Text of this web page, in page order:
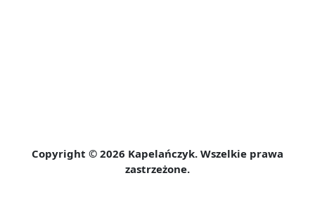
Copyright © 2026 Kapelańczyk. Wszelkie prawa
zastrzeżone.